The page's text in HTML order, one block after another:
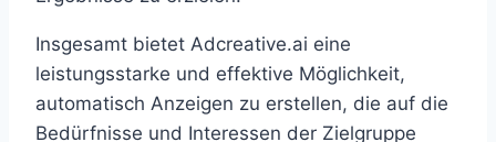
Insgesamt bietet Adcreative.ai eine
leistungsstarke und effektive Möglichkeit,
automatisch Anzeigen zu erstellen, die auf die
Bedürfnisse und Interessen der Zielgruppe